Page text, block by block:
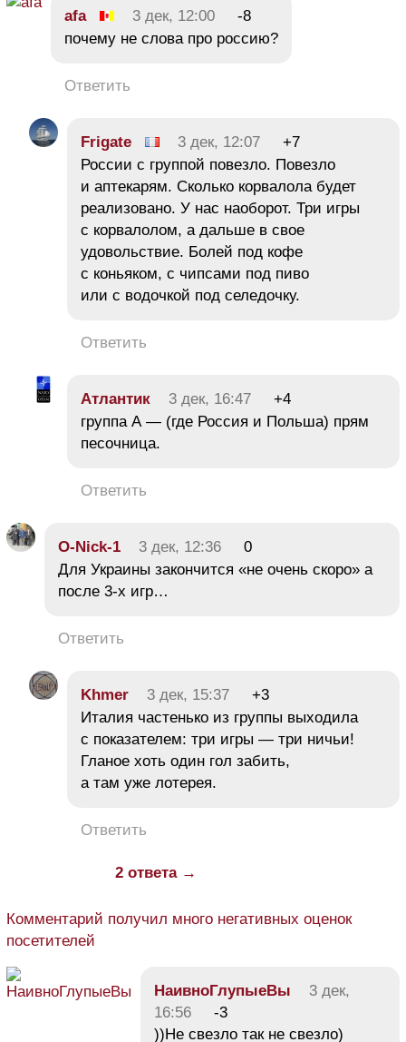
afa 3 дек, 12:00
-8
почему не слова про россию?
Ответить
Frigate 3 дек, 12:07
+7
России с группой повезло. Повезло
и аптекарям. Сколько корвалола будет
реализовано. У нас наоборот. Три игры
с корвалолом, а дальше в свое
удовольствие. Болей под кофе
с коньяком, с чипсами под пиво
или с водочкой под селедочку.
Ответить
Атлантик 3 дек, 16:47
+4
группа А — (где Россия и Польша) прям
песочница.
Ответить
O-Nick-1 3 дек, 12:36
0
Для Украины закончится «не очень скоро» а
после 3-х игр…
Ответить
Khmer 3 дек, 15:37
+3
Италия частенько из группы выходила
с показателем: три игры — три ничьи!
Гланое хоть один гол забить,
а там уже лотерея.
Ответить
2 ответа →
Комментарий получил много негативных оценок
посетителей
НаивноГлупыеВы
3 дек,
16:56
-3
))Не свезло так не свезло)